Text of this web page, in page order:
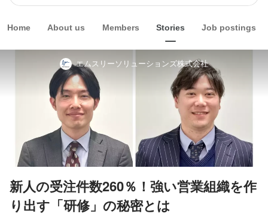
Home About us Members Stories Job postings
エムスリーソリューションズ株式会社
新人の受注件数260％！強い営業組織を作
り出す「研修」の秘密とは